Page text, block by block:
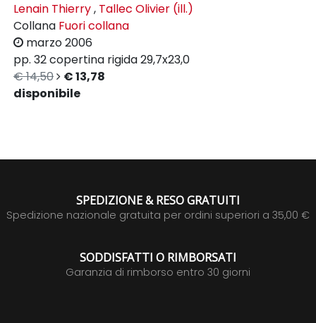
Lenain Thierry, Tallec Olivier (ill.)
Collana Fuori collana
marzo 2006
pp. 32copertina rigida29,7x23,0
€ 14,50
€ 13,78
disponibile
SPEDIZIONE & RESO GRATUITI
Spedizione nazionale gratuita per ordini superiori a 35,00 €
SODDISFATTI O RIMBORSATI
Garanzia di rimborso entro 30 giorni